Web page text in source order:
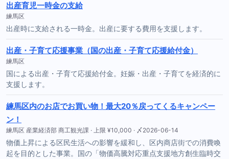
出産育児一時金の支給
練馬区
出産時に支給される一時金。出産に要する費用を支援します。
出産・子育て応援事業（国の出産・子育て応援給付金）
練馬区
国による出産・子育て応援給付金。妊娠・出産・子育てを経済的に
支援します。
練馬区内のお店でお買い物！最大20％戻ってくるキャンペー
ン！
練馬区 産業経済部 商工観光課 · 上限 ¥10,000 · 〆2026-06-14
物価上昇による区民生活への影響を緩和し、区内商店街での消費喚
起を目的とした事業。国の「物価高騰対応重点支援地方創生臨時交